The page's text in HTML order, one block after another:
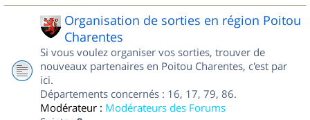
Organisation de sorties en région Poitou
Charentes
Si vous voulez organiser vos sorties, trouver de
nouveaux partenaires en Poitou Charentes, c'est par
ici.
Départements concernés : 16, 17, 79, 86.
Modérateur : Modérateurs des Forums